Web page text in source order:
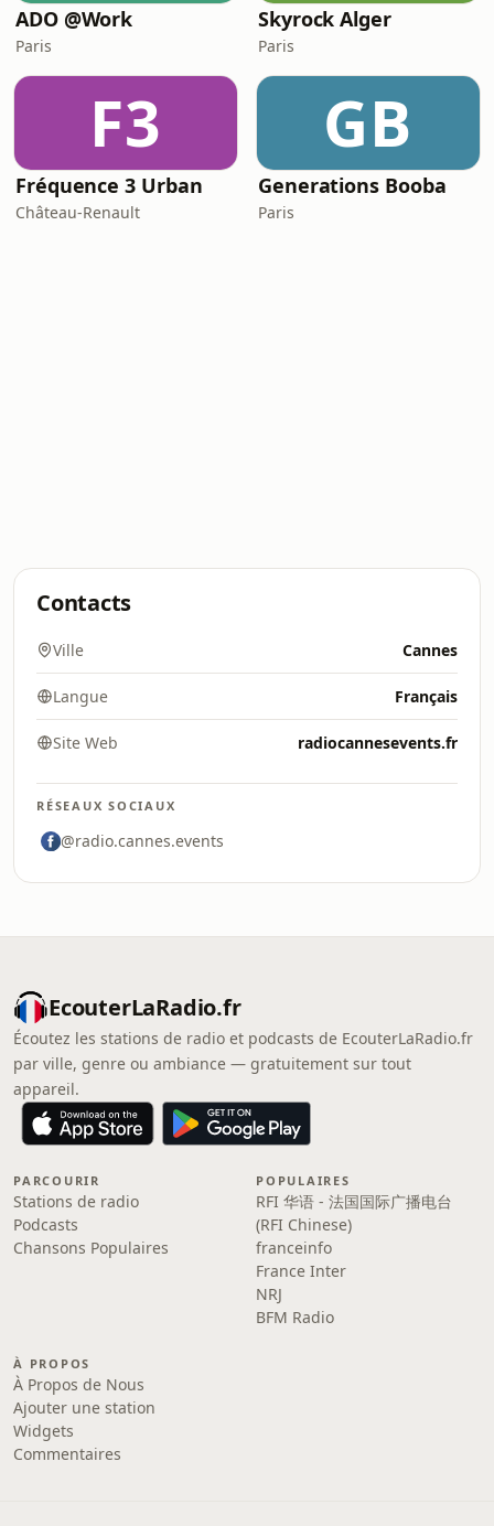
ADO @Work
Paris
Skyrock Alger
Paris
F3
Fréquence 3 Urban
Château-Renault
GB
Generations Booba
Paris
Contacts
Ville Cannes
Langue Français
Site Web radiocannesevents.fr
RÉSEAUX SOCIAUX
@radio.cannes.events
EcouterLaRadio.fr
Écoutez les stations de radio et podcasts de EcouterLaRadio.fr
par ville, genre ou ambiance — gratuitement sur tout
appareil.
PARCOURIR
Stations de radio
Podcasts
Chansons Populaires
POPULAIRES
RFI 华语 - 法国国际广播电台
(RFI Chinese)
franceinfo
France Inter
NRJ
BFM Radio
À PROPOS
À Propos de Nous
Ajouter une station
Widgets
Commentaires